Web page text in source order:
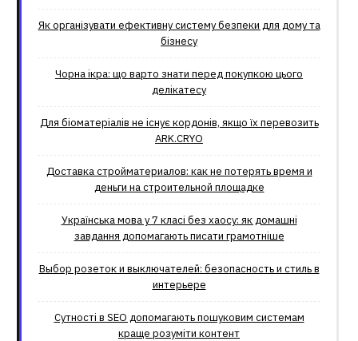
Як організувати ефективну систему безпеки для дому та
бізнесу
Чорна ікра: що варто знати перед покупкою цього
делікатесу
Для біоматеріалів не існує кордонів, якщо їх перевозить
ARK.CRYO
Доставка стройматериалов: как не потерять время и
деньги на строительной площадке
Українська мова у 7 класі без хаосу: як домашні
завдання допомагають писати грамотніше
Выбор розеток и выключателей: безопасность и стиль в
интерьере
Сутності в SEO допомагають пошуковим системам
краще розуміти контент